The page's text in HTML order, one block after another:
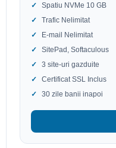
Spatiu NVMe 10 GB
Trafic Nelimitat
E-mail Nelimitat
SitePad, Softaculous
3 site-uri gazduite
Certificat SSL Inclus
30 zile banii inapoi